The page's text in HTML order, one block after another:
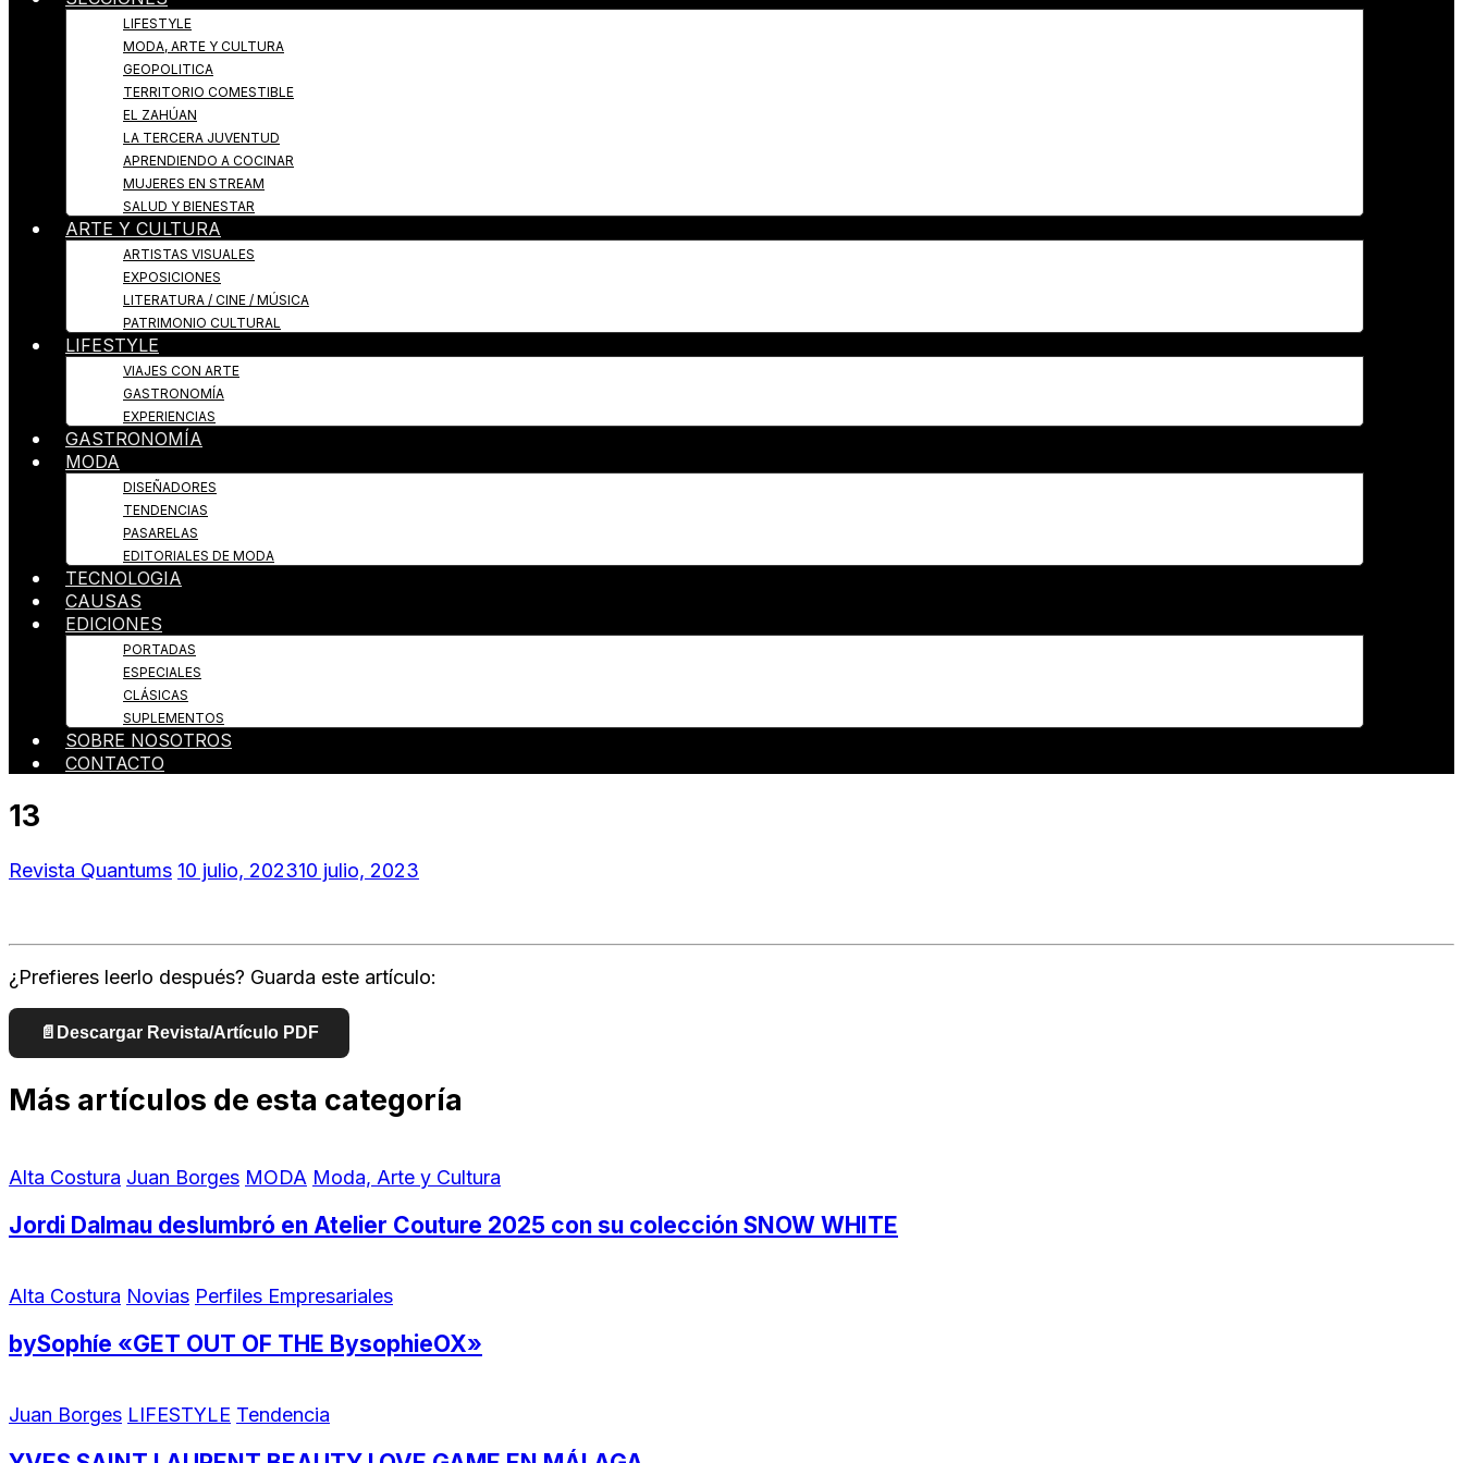
LIFESTYLE
MODA, ARTE Y CULTURA
GEOPOLITICA
TERRITORIO COMESTIBLE
EL ZAHÚAN
LA TERCERA JUVENTUD
APRENDIENDO A COCINAR
MUJERES EN STREAM
SALUD Y BIENESTAR
ARTE Y CULTURA
ARTISTAS VISUALES
EXPOSICIONES
LITERATURA / CINE / MÚSICA
PATRIMONIO CULTURAL
LIFESTYLE
VIAJES CON ARTE
GASTRONOMÍA
EXPERIENCIAS
GASTRONOMÍA
MODA
DISEÑADORES
TENDENCIAS
PASARELAS
EDITORIALES DE MODA
TECNOLOGIA
CAUSAS
EDICIONES
PORTADAS
ESPECIALES
CLÁSICAS
SUPLEMENTOS
SOBRE NOSOTROS
CONTACTO
13
Revista Quantums 10 julio, 202310 julio, 2023
¿Prefieres leerlo después? Guarda este artículo:
📄 Descargar Revista/Artículo PDF
Más artículos de esta categoría
Alta Costura Juan Borges MODA Moda, Arte y Cultura
Jordi Dalmau deslumbró en Atelier Couture 2025 con su colección SNOW WHITE
Alta Costura Novias Perfiles Empresariales
bySophíe «GET OUT OF THE BysophieOX»
Juan Borges LIFESTYLE Tendencia